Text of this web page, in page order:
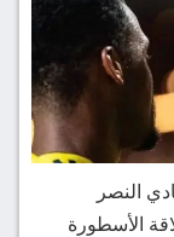
النصر
الأسطورة